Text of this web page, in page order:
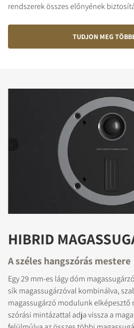
rendszerek összes előnyének
TUDJON MEG
HIBRID
A széles hangszórás mestere
Egy 29 mm-es lágy dóm
sík magassugárzóval kombinálva,
magassugárzó modulunk elképesztő
szórási mintázattal adja vissza a